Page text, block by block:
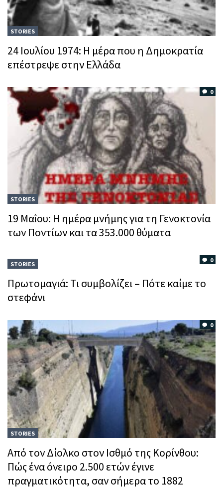
STORIES
24 Ιουλίου 1974: Η μέρα που η Δημοκρατία
επέστρεψε στην Ελλάδα
0
STORIES
19 Μαΐου: Η ημέρα μνήμης για τη Γενοκτονία
των Ποντίων και τα 353.000 θύματα
0
STORIES
Πρωτομαγιά: Τι συμβολίζει – Πότε καίμε το
στεφάνι
0
STORIES
Από τον Δίολκο στον Ισθμό της Κορίνθου:
Πώς ένα όνειρο 2.500 ετών έγινε
πραγματικότητα, σαν σήμερα το 1882